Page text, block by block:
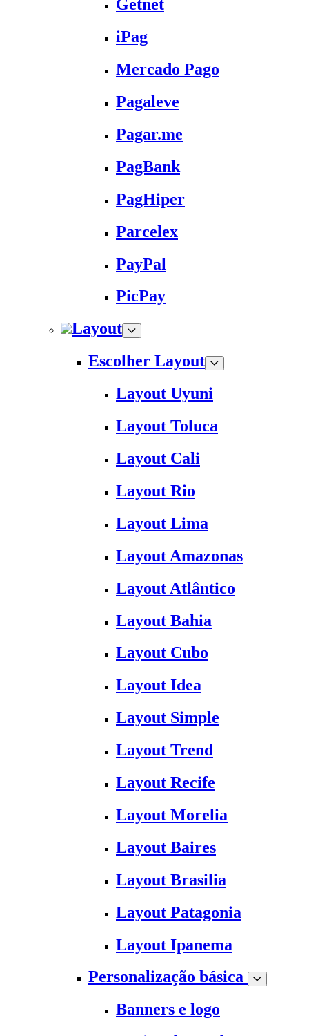
Getnet
iPag
Mercado Pago
Pagaleve
Pagar.me
PagBank
PagHiper
Parcelex
PayPal
PicPay
Layout
Escolher Layout
Layout Uyuni
Layout Toluca
Layout Cali
Layout Rio
Layout Lima
Layout Amazonas
Layout Atlântico
Layout Bahia
Layout Cubo
Layout Idea
Layout Simple
Layout Trend
Layout Recife
Layout Morelia
Layout Baires
Layout Brasilia
Layout Patagonia
Layout Ipanema
Personalização básica
Banners e logo